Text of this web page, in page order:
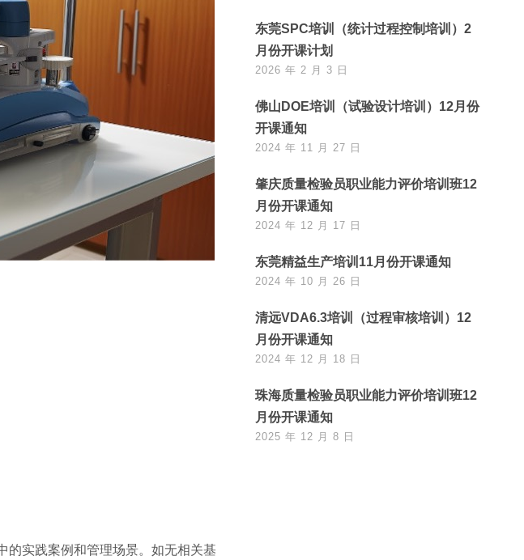
的实践案例和管理场景。如无相关基
东莞SPC培训（统计过程控制培训）2
月份开课计划
2026 年 2 月 3 日
佛山DOE培训（试验设计培训）12月份
开课通知
2024 年 11 月 27 日
肇庆质量检验员职业能力评价培训班12
月份开课通知
2024 年 12 月 17 日
东莞精益生产培训11月份开课通知
2024 年 10 月 26 日
清远VDA6.3培训（过程审核培训）12
月份开课通知
2024 年 12 月 18 日
珠海质量检验员职业能力评价培训班12
月份开课通知
2025 年 12 月 8 日